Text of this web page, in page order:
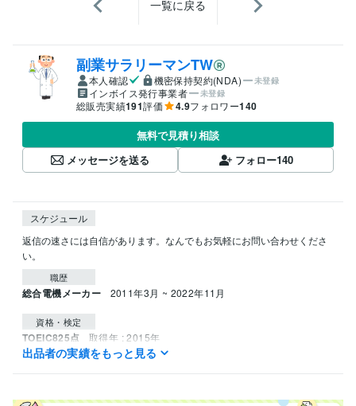
一覧に戻る
副業サラリーマンTW
本人確認 機密保持契約(NDA) 未登録
インボイス発行事業者 未登録
総販売実績191評価 4.9フォロワー140
無料で見積り相談
メッセージを送る
フォロー140
スケジュール
返信の速さには自信があります。なんでもお気軽にお問い合わせくださ
い。
職歴
総合電機メーカー 2011年3月 ~ 2022年11月
資格・検定
TOEIC825点 取得年 : 2015年
出品者の実績をもっと見る